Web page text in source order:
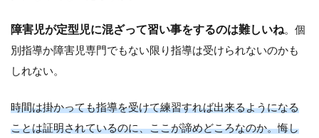
障害児が定型児に混ざって習い事をするのは難しいね。個
別指導か障害児専門でもない限り指導は受けられないのかも
しれない。
時間は掛かっても指導を受けて練習すれば出来るようになる
ことは証明されているのに、ここが諦めどころなのか。悔し